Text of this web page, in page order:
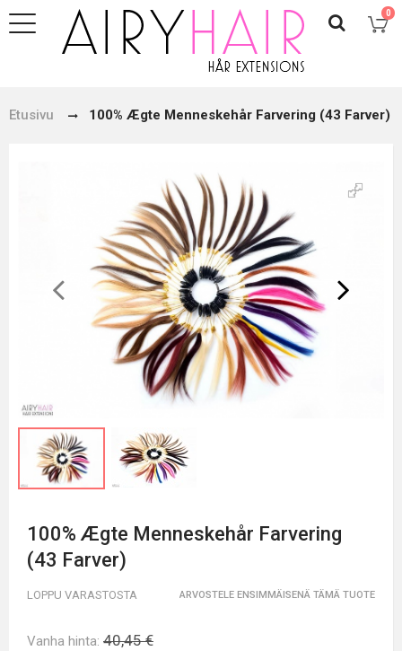
0
Etusivu 100% Ægte Menneskehår Farvering (43 Farver)
100% Ægte Menneskehår Farvering
(43 Farver)
ARVOSTELE ENSIMMÄISENÄ TÄMÄ TUOTE
LOPPU VARASTOSTA
Vanha hinta: 40,45 €